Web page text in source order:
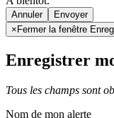
Annuler
× Fermer la fenêtre
Enregistrer
Tous les champs sont
Nom de mon alerte